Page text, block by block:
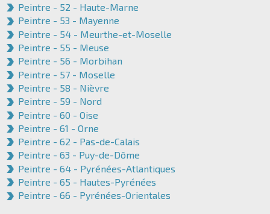
Peintre - 52 - Haute-Marne
Peintre - 53 - Mayenne
Peintre - 54 - Meurthe-et-Moselle
Peintre - 55 - Meuse
Peintre - 56 - Morbihan
Peintre - 57 - Moselle
Peintre - 58 - Nièvre
Peintre - 59 - Nord
Peintre - 60 - Oise
Peintre - 61 - Orne
Peintre - 62 - Pas-de-Calais
Peintre - 63 - Puy-de-Dôme
Peintre - 64 - Pyrénées-Atlantiques
Peintre - 65 - Hautes-Pyrénées
Peintre - 66 - Pyrénées-Orientales